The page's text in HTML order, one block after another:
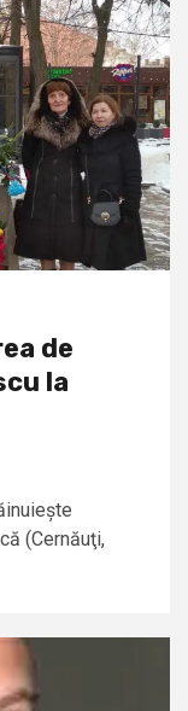
de
la
(Cernăuţi,